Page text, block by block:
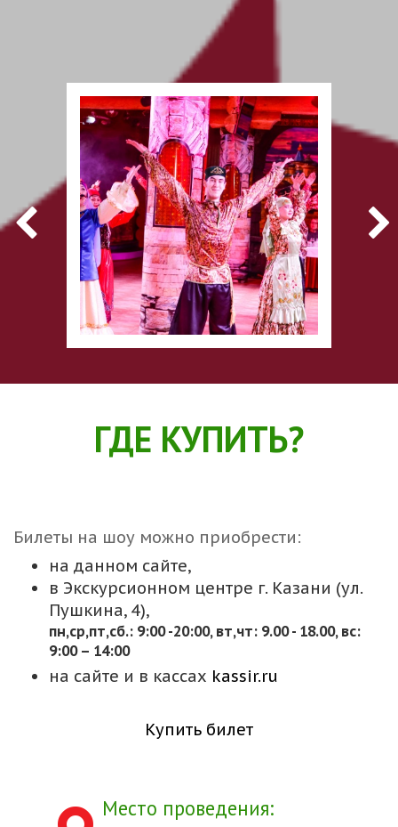
ГДЕ КУПИТЬ?
Билеты на шоу можно приобрести:
на данном сайте,
в Экскурсионном центре г. Казани (ул.
Пушкина, 4),
пн,cр,пт,сб.: 9:00 -20:00, вт,чт: 9.00 - 18.00, вс:
9:00 – 14:00
на сайте и в кассах kassir.ru
Купить билет
Место проведения: